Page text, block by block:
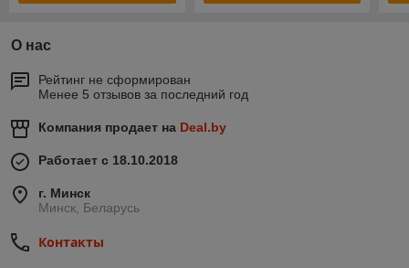
О нас
Рейтинг не сформирован
Менее 5 отзывов за последний год
Компания продает на Deal.by
Работает с 18.10.2018
г. Минск
Минск, Беларусь
Контакты